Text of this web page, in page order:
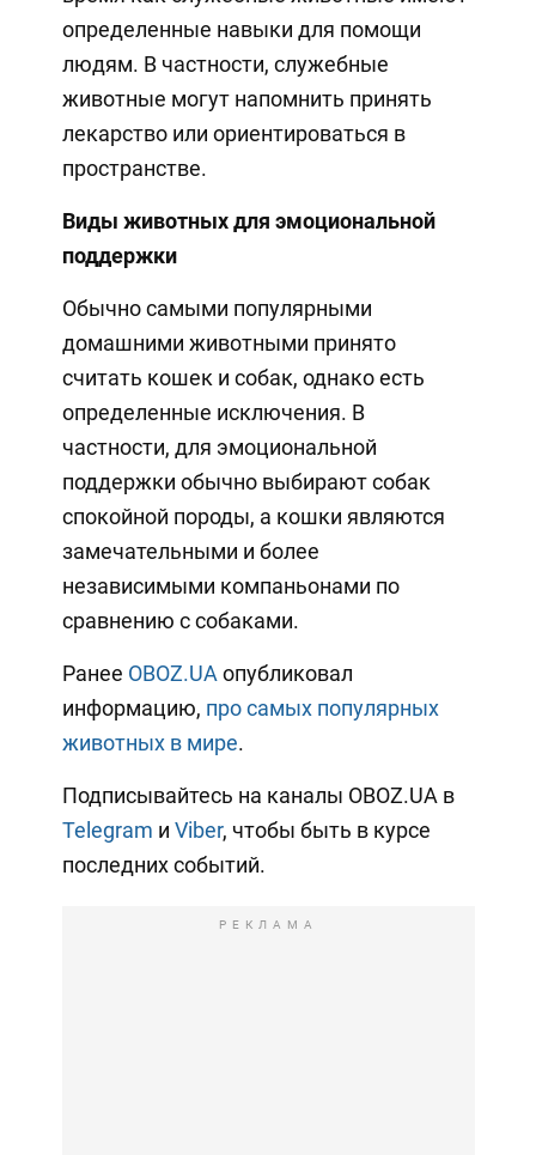
определенные навыки для помощи
людям. В частности, служебные
животные могут напомнить принять
лекарство или ориентироваться в
пространстве.
Виды животных для эмоциональной
поддержки
Обычно самыми популярными
домашними животными принято
считать кошек и собак, однако есть
определенные исключения. В
частности, для эмоциональной
поддержки обычно выбирают собак
спокойной породы, а кошки являются
замечательными и более
независимыми компаньонами по
сравнению с собаками.
Ранее OBOZ.UA опубликовал
информацию, про самых популярных
животных в мире.
Подписывайтесь на каналы OBOZ.UA в
Telegram и Viber, чтобы быть в курсе
последних событий.
РЕКЛАМА